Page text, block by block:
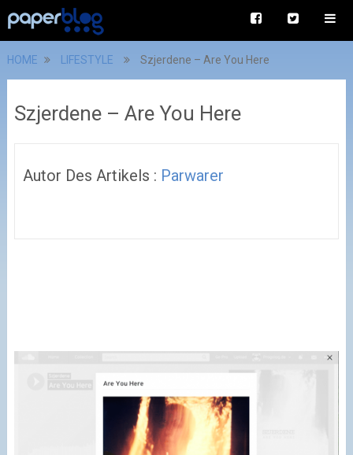
HOME LIFESTYLE Szjerdene – Are You Here
Szjerdene – Are You Here
Autor Des Artikels : Parwarer